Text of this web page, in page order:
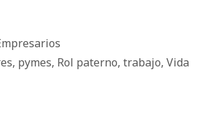
, pymes, Rol paterno, trabajo, Vida